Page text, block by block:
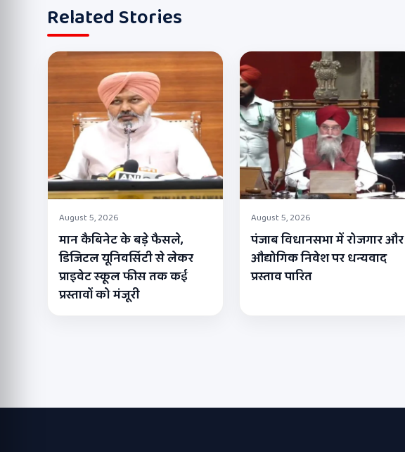
Related Stories
August 5, 2026
मान कैबिनेट के बड़े फैसले,
डिजिटल यूनिवर्सिटी से लेकर
प्राइवेट स्कूल फीस तक कई
प्रस्तावों को मंजूरी
August 5, 2026
पंजाब विधानसभा में रोजगार और
औद्योगिक निवेश पर धन्यवाद
प्रस्ताव पारित